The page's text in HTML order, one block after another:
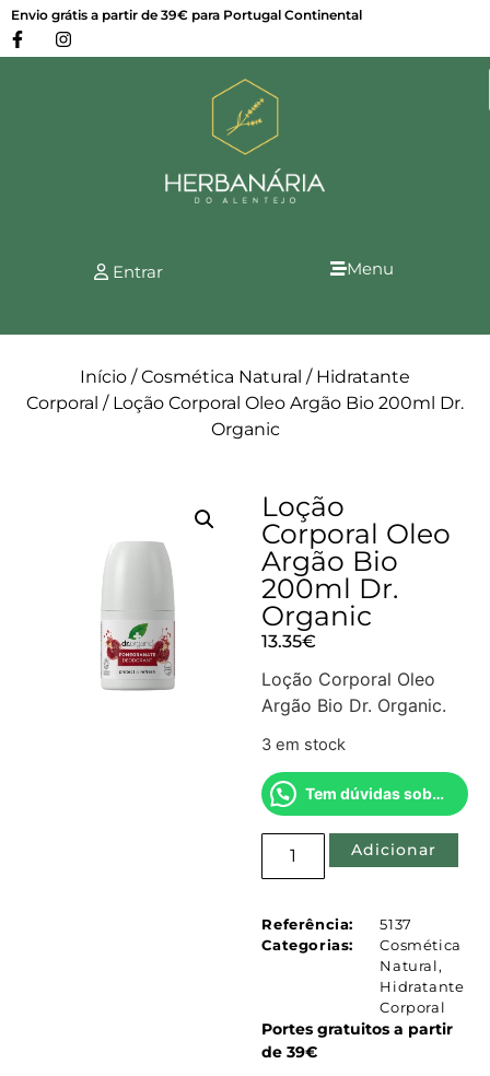
Envio grátis a partir de 39€ para Portugal Continental
Entrar Menu
Início /Cosmética Natural / Hidratante
Corporal / Loção Corporal Oleo Argão Bio 200ml Dr.
Organic
Loção
Corporal Oleo
Argão Bio
200ml Dr.
Organic
13.35€
Loção Corporal Oleo
Argão Bio Dr. Organic.
3 em stock
Tem dúvidas sobre este produto?
Adicionar
Referência:
5137
Categorias:
Cosmética
Natural,
Hidratante
Corporal
Portes gratuitos a partir
de 39€